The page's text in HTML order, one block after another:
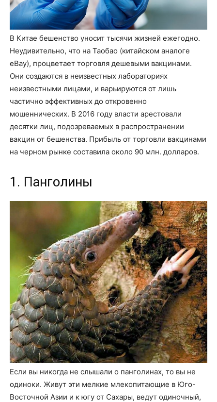
В Китае бешенство уносит тысячи жизней ежегодно.
Неудивительно, что на Таобао (китайском аналоге
eBay), процветает торговля дешевыми вакцинами.
Они создаются в неизвестных лабораториях
неизвестными лицами, и варьируются от лишь
частично эффективных до откровенно
мошеннических. В 2016 году власти арестовали
десятки лиц, подозреваемых в распространении
вакцин от бешенства. Прибыль от торговли вакцинами
на черном рынке составила около 90 млн. долларов.
1. Панголины
Если вы никогда не слышали о панголинах, то вы не
одиноки. Живут эти мелкие млекопитающие в Юго-
Восточной Азии и к югу от Сахары, ведут одиночный,